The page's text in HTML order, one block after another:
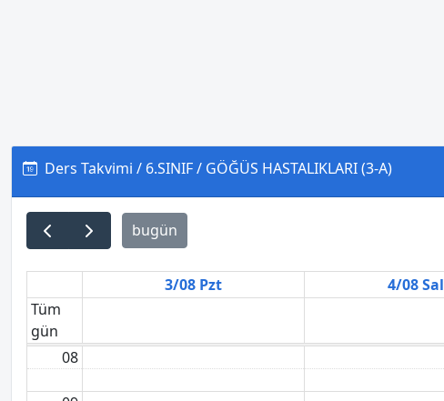
Ders Takvimi / 6.SINIF / GÖĞÜS HASTALIKLARI (3-A)
bugün
3/08 Pzt 4/08 Sal
Tüm
gün
08